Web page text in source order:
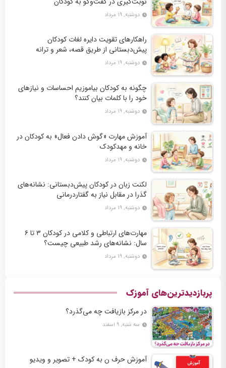
دوشنبه, ۱۹ مرداد
راهکارهای تقویت دایره لغات کودکان
پیش‌دبستانی از طریق قصه، شعر و ترانه
دوشنبه, ۱۹ مرداد
چگونه به کودکان بیاموزیم احساسات و نیازهای
خود را با کلمات بیان کنند؟
دوشنبه, ۱۹ مرداد
آموزش مهارت «گوش دادن فعال» به کودکان در
خانه و مهدکودک
دوشنبه, ۱۹ مرداد
لکنت زبان در کودکان پیش‌دبستانی: نشانه‌های
گذرا در مقابل نیاز به گفتاردرمانی
دوشنبه, ۱۹ مرداد
مهارت‌های ارتباطی و کلامی در کودکان ۳ تا ۶
سال: نشانه‌های رشد طبیعی چیست؟
دوشنبه, ۱۹ مرداد
پربازدیدترین‌های آموزک
در مرکز بازیافت چه می‌گذرد؟
سه شنبه, ۹ اسفند
آموزش حرف ن به کودک + تصویر و ویدیو